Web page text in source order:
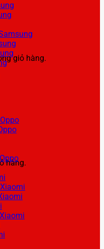
giỏ hàng.
hàng.